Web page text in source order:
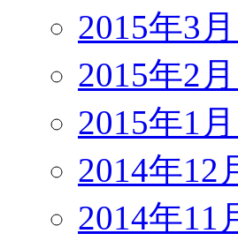
2015年3
2015年2
2015年1
2014年12
2014年11